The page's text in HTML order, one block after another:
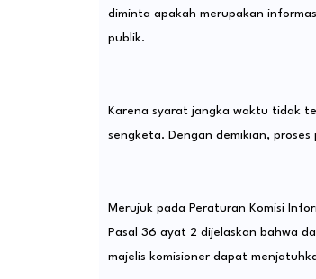
diminta apakah merupakan
publik.
Karena syarat jangka waktu tidak
sengketa. Dengan demikian,
Merujuk pada Peraturan Komisi
Pasal 36 ayat 2 dijelaskan bahwa
majelis komisioner dapat